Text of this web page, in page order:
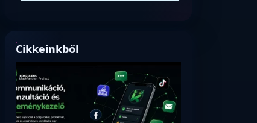
Cikkeinkből